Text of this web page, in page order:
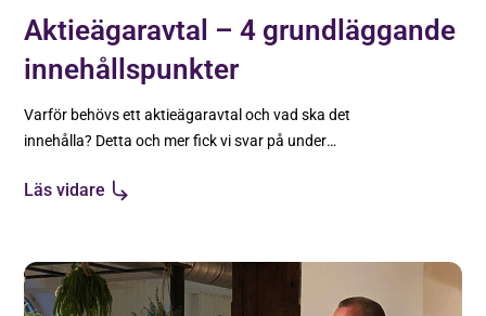
Aktieägaravtal – 4 grundläggande
innehållspunkter
Varför behövs ett aktieägaravtal och vad ska det
innehålla? Detta och mer fick vi svar på under
Advokatfirman Delphi.
Läs vidare